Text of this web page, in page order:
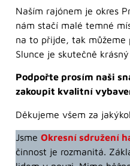
Naším rajónem je okres
nám stačí malé temné
na to přijde, tak můžeme
Slunce je skutečně
Podpořte prosím naši
zakoupit kvalitní
Děkujeme všem za
Jsme Okresní sdružení
činnost je rozmanitá.